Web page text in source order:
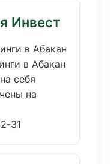
Инвест
в Абакан
в Абакан
себя
на
31